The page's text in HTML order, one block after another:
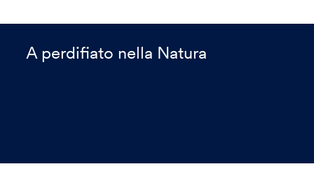
A perdifiato nella Natura